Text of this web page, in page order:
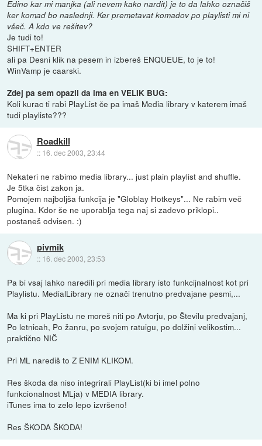
Edino kar mi manjka (ali nevem kako nardit) je to da lahko označiš
ker komad bo naslednji. Ker premetavat komadov po playlisti mi ni
všeč. A kdo ve rešitev?
Je tudi to!
SHIFT+ENTER
ali pa Desni klik na pesem in izbereš ENQUEUE, to je to!
WinVamp je caarski.
Zdej pa sem opazil da ima en VELIK BUG:
Koli kurac ti rabi PlayList če pa imaš Media library v katerem imaš
tudi playliste???
Roadkill
:: 16. dec 2003, 23:44
Nekateri ne rabimo media library... just plain playlist and shuffle.
Je 5tka čist zakon ja.
Pomojem najboljša funkcija je "Globlay Hotkeys"... Ne rabim več
plugina. Kdor še ne uporablja tega naj si zadevo priklopi..
postaneš odvisen. :)
pivmik
:: 16. dec 2003, 23:53
Pa bi vsaj lahko naredili pri media library isto funkcijnalnost kot pri
Playlistu. MedialLibrary ne označi trenutno predvajane pesmi,...
Ma ki pri PlayListu ne moreš niti po Avtorju, po Številu predvajanj,
Po letnicah, Po žanru, po svojem ratuigu, po dolžini velikostim...
praktično NIČ
Pri ML narediš to Z ENIM KLIKOM.
Res škoda da niso integrirali PlayList(ki bi imel polno
funkcionalnost MLja) v MEDIA library.
iTunes ima to zelo lepo izvršeno!
Res ŠKODA ŠKODA!